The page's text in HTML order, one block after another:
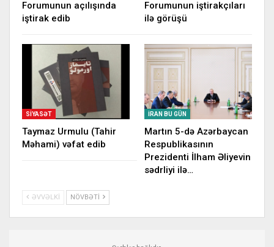
Forumunun açılışında
iştirak edib
Forumunun iştirakçıları
ilə görüşü
SIYASƏT
Taymaz Urmulu (Tahir
Məhami) vəfat edib
İRAN BU GÜN
Martın 5-də Azərbaycan
Respublikasının
Prezidenti İlham Əliyevin
sədrliyi ilə…
ƏVVƏLKI NÖVBƏTI